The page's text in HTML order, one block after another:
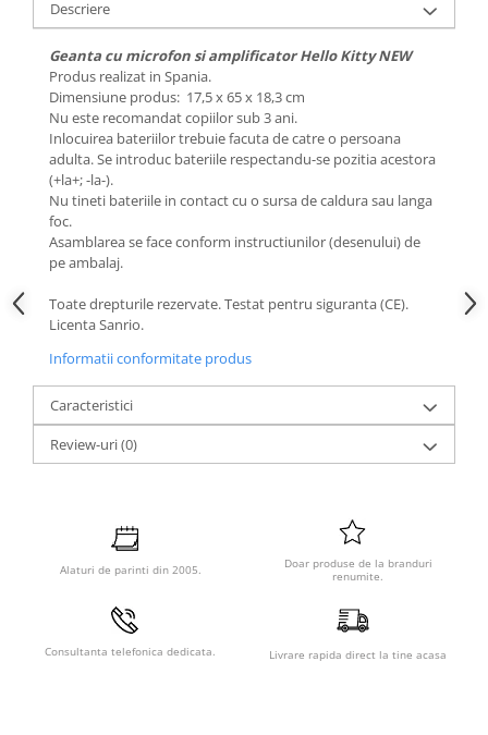
Descriere
Geanta cu microfon si amplificator Hello Kitty NEW
Produs realizat in Spania.
Dimensiune produs: 17,5 x 65 x 18,3 cm
Nu este recomandat copiilor sub 3 ani.
Inlocuirea bateriilor trebuie facuta de catre o persoana
adulta. Se introduc bateriile respectandu-se pozitia acestora
(+la+; -la-).
Nu tineti bateriile in contact cu o sursa de caldura sau langa
foc.
Asamblarea se face conform instructiunilor (desenului) de
pe ambalaj.
Toate drepturile rezervate. Testat pentru siguranta (CE).
Licenta Sanrio.
Informatii conformitate produs
Caracteristici
Review-uri(0)
Alaturi de parinti din 2005.
Doar produse de la branduri
renumite.
Consultanta telefonica dedicata. Livrare rapida direct la tine acasa